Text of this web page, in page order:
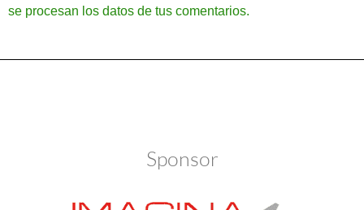
se procesan los datos de tus comentarios.
Sponsor